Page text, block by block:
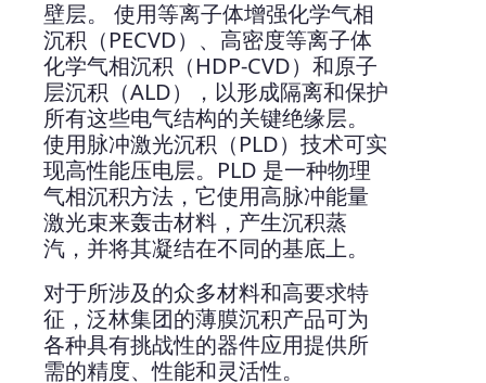
壁层。 使用等离子体增强化学气相
沉积（PECVD）、高密度等离子体
化学气相沉积（HDP-CVD）和原子
层沉积（ALD），以形成隔离和保护
所有这些电气结构的关键绝缘层。
使用脉冲激光沉积（PLD）技术可实
现高性能压电层。PLD 是一种物理
气相沉积方法，它使用高脉冲能量
激光束来轰击材料，产生沉积蒸
汽，并将其凝结在不同的基底上。
对于所涉及的众多材料和高要求特
征，泛林集团的薄膜沉积产品可为
各种具有挑战性的器件应用提供所
需的精度、性能和灵活性。